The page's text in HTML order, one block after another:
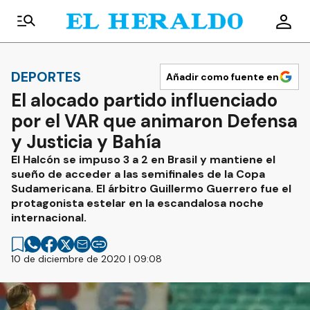
DEPORTES Añadir como fuente en
El alocado partido influenciado
por el VAR que animaron Defensa
y Justicia y Bahía
El Halcón se impuso 3 a 2 en Brasil y mantiene el
sueño de acceder a las semifinales de la Copa
Sudamericana. El árbitro Guillermo Guerrero fue el
protagonista estelar en la escandalosa noche
internacional.
10 de diciembre de 2020 | 09:08